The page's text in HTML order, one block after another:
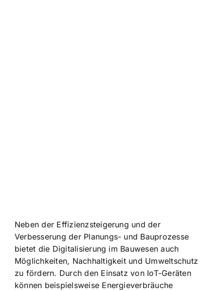
Neben der Effizienzsteigerung und der
Verbesserung der Planungs- und Bauprozesse
bietet die Digitalisierung im Bauwesen auch
Möglichkeiten, Nachhaltigkeit und Umweltschutz
zu fördern. Durch den Einsatz von IoT-Geräten
können beispielsweise Energieverbräuche